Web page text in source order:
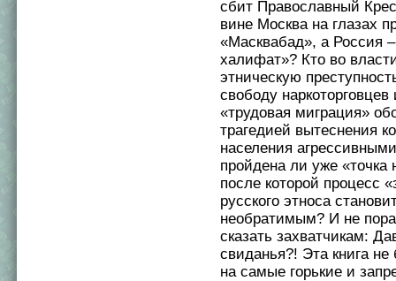
сбит Православный
вине Москва на глазах
«Масквабад», а Россия
халифат»? Кто во
этническую
свободу
«трудовая миграция»
трагедией вытеснения
населения
пройдена ли уже «точка
после которой процесс
русского этноса
необратимым? И не
сказать захватчикам:
свиданья?! Эта книга не
на самые горькие и